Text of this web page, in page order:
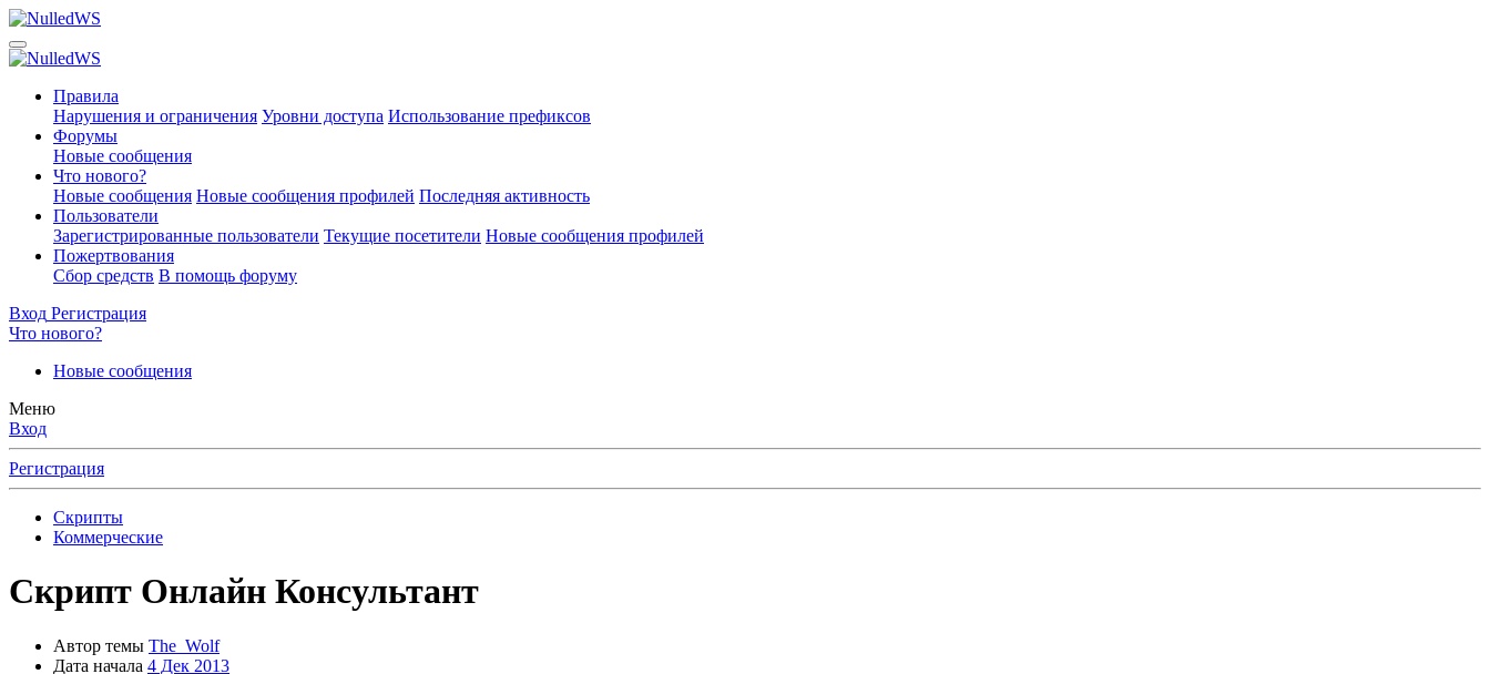
Правила
Нарушения и ограничения Уровни доступа Использование префиксов
Форумы
Новые сообщения
Что нового?
Новые сообщения Новые сообщения профилей Последняя активность
Пользователи
Зарегистрированные пользователи Текущие посетители Новые сообщения профилей
Пожертвования
Сбор средств В помощь форуму
Вход Регистрация
Что нового?
Новые сообщения
Меню
Вход
Регистрация
Скрипты
Коммерческие
Скрипт Онлайн Консультант
Автор темы The_Wolf
Дата начала 4 Дек 2013